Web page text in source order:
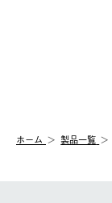
【配送業者】
佐川急便にて配送
お客様都合の返
一度お手元の商品
LOGOS FAMILY
ホーム 製品一覧